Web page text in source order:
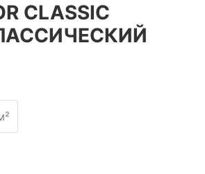
CLASSIC